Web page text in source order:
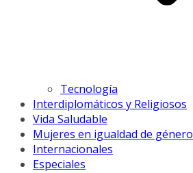
Tecnología
Interdiplomáticos y Religiosos
Vida Saludable
Mujeres en igualdad de género
Internacionales
Especiales